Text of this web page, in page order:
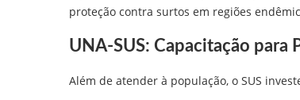
proteção contra surtos em regiões
UNA-SUS: Capacitação para
Além de atender à população, o SUS